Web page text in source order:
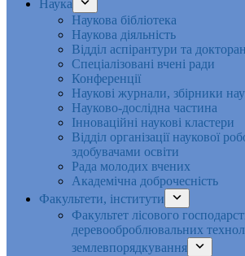
Наука
Наукова бібліотека
Наукова діяльність
Відділ аспірантури та
Спеціалізовані вчені ради
Конференції
Наукові журнали, збірники
Науково-дослідна частина
Інноваційні наукові кластери
Відділ організації наукової
здобувачами освіти
Рада молодих вчених
Академічна доброчесність
Факультети, інститути
Факультет лісового
деревооброблювальних
землевпорядкування